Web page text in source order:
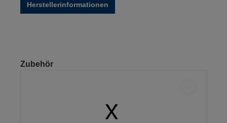
Herstellerinformationen
Produktgalerie überspringen
Zubehör